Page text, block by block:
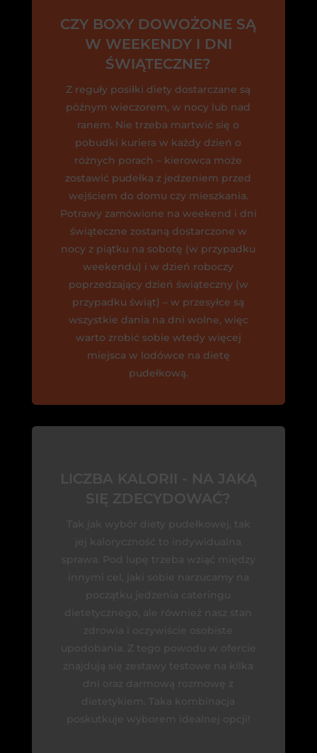
CZY BOXY DOWOŻONE SĄ
W WEEKENDY I DNI
ŚWIĄTECZNE?
Z reguły posiłki diety dostarczane są
późnym wieczorem, w nocy lub nad
ranem. Nie trzeba martwić się o
pobudki kuriera w każdy dzień o
różnych porach – kierowca może
zostawić pudełka z jedzeniem przed
wejściem do domu czy mieszkania.
Potrawy zamówione na weekend i dni
świąteczne zostaną dostarczone w
nocy z piątku na sobotę (w przypadku
weekendu) i w dzień roboczy
poprzedzający dzień świąteczny (w
przypadku świąt) – w przesyłce są
wszystkie dania na dni wolne, więc
warto zrobić sobie wtedy więcej
miejsca w lodówce na dietę
pudełkową.